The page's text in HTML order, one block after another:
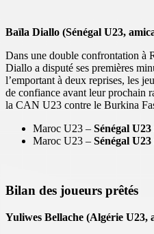
Baïla Diallo (Sénégal U23,
Dans une double confrontation à
Diallo a disputé ses premières
l’emportant à deux reprises, les
de confiance avant leur prochain
la CAN U23 contre le Burkina
Maroc U23 – Sénégal U23
Maroc U23 – Sénégal U23
Bilan des joueurs prêtés
Yuliwes Bellache (Algérie U23,